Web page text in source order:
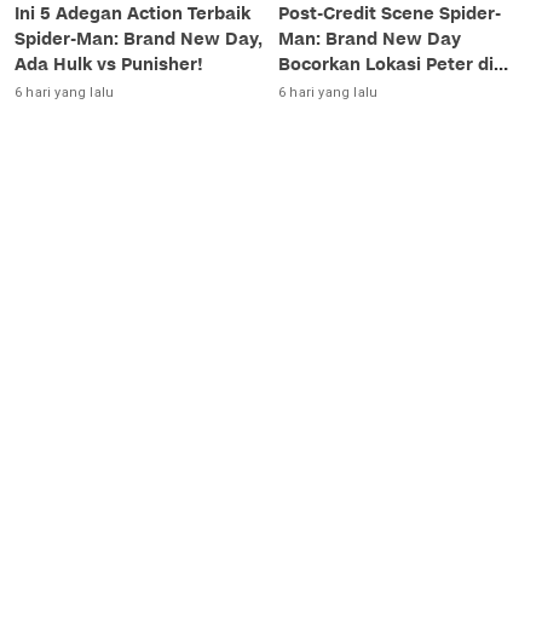
Ini 5 Adegan Action Terbaik
Spider-Man: Brand New Day,
Ada Hulk vs Punisher!
6 hari yang lalu
Post-Credit Scene Spider-
Man: Brand New Day
Bocorkan Lokasi Peter di
Luar Angkasa!
6 hari yang lalu